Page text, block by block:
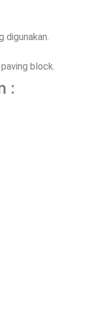
digunakan.
block.
: